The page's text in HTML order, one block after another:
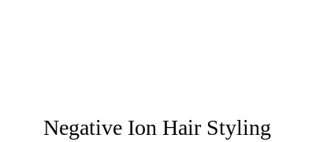
Negative Ion Hair Styling